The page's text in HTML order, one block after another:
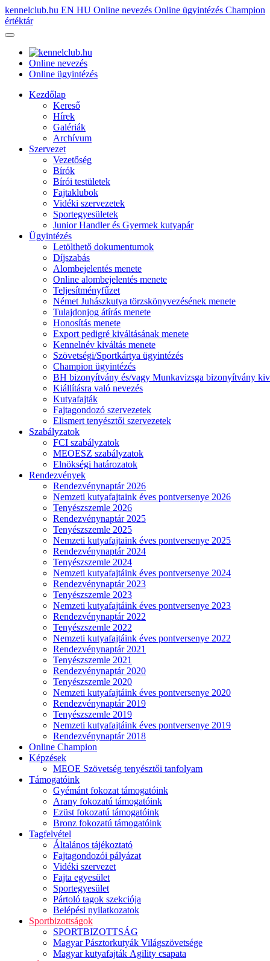
kennelclub.hu EN HU Online nevezés Online ügyintézés Champion
értéktár
Online nevezés
Online ügyintézés
Kezdőlap
Kereső
Hírek
Galériák
Archívum
Szervezet
Vezetőség
Bírók
Bírói testületek
Fajtaklubok
Vidéki szervezetek
Sportegyesületek
Junior Handler és Gyermek kutyapár
Ügyintézés
Letölthető dokumentumok
Díjszabás
Alombejelentés menete
Online alombejelentés menete
Teljesítményfűzet
Német Juhászkutya törzskönyvezésének menete
Tulajdonjog átírás menete
Honosítás menete
Export pedigré kiváltásának menete
Kennelnév kiváltás menete
Szövetségi/Sportkártya ügyintézés
Champion ügyintézés
BH bizonyítvány és/vagy Munkavizsga bizonyítvány
Kiállításra való nevezés
Kutyafajták
Fajtagondozó szervezetek
Elismert tenyésztői szervezetek
Szabályzatok
FCI szabályzatok
MEOESZ szabályzatok
Elnökségi határozatok
Rendezvények
Rendezvénynaptár 2026
Nemzeti kutyafajtaink éves pontversenye 2026
Tenyészszemle 2026
Rendezvénynaptár 2025
Tenyészszemle 2025
Nemzeti kutyafajtaink éves pontversenye 2025
Rendezvénynaptár 2024
Tenyészszemle 2024
Nemzeti kutyafajtáink éves pontversenye 2024
Rendezvénynaptár 2023
Tenyészszemle 2023
Nemzeti kutyafajtáink éves pontversenye 2023
Rendezvénynaptár 2022
Tenyészszemle 2022
Nemzeti kutyafajtáink éves pontversenye 2022
Rendezvénynaptár 2021
Tenyészszemle 2021
Rendezvénynaptár 2020
Tenyészszemle 2020
Nemzeti kutyafajtáink éves pontversenye 2020
Rendezvénynaptár 2019
Tenyészszemle 2019
Nemzeti kutyafajtáink éves pontversenye 2019
Rendezvénynaptár 2018
Online Champion
Képzések
MEOE Szövetség tenyésztői tanfolyam
Támogatóink
Gyémánt fokozat támogatóink
Arany fokozatú támogatóink
Ezüst fokozatú támogatóink
Bronz fokozatú támogatóink
Tagfelvétel
Általános tájékoztató
Fajtagondozói pályázat
Vidéki szervezet
Fajta egyesület
Sportegyesület
Pártoló tagok szekciója
Belépési nyilatkozatok
Sportbizottságok
SPORTBIZOTTSÁG
Magyar Pásztorkutyák Világszövetsége
Magyar kutyafajták Agility csapata